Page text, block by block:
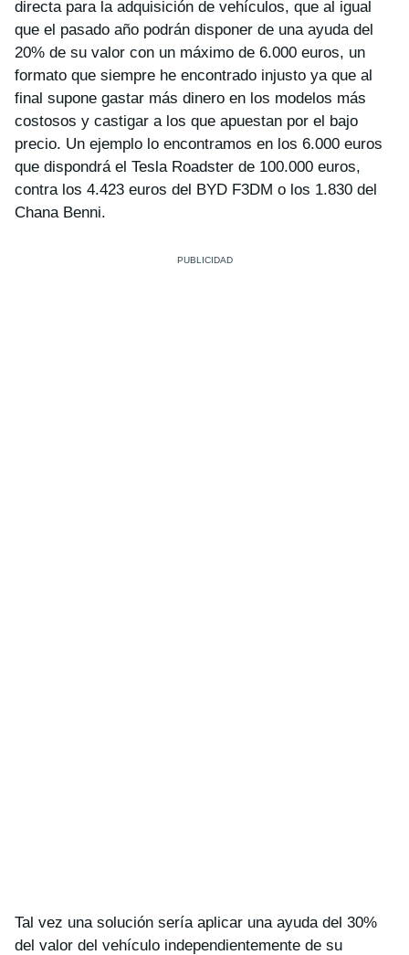
directa para la adquisición de vehículos, que al igual
que el pasado año podrán disponer de una ayuda del
20% de su valor con un máximo de 6.000 euros, un
formato que siempre he encontrado injusto ya que al
final supone gastar más dinero en los modelos más
costosos y castigar a los que apuestan por el bajo
precio. Un ejemplo lo encontramos en los 6.000 euros
que dispondrá el Tesla Roadster de 100.000 euros,
contra los 4.423 euros del BYD F3DM o los 1.830 del
Chana Benni.
Tal vez una solución sería aplicar una ayuda del 30%
del valor del vehículo independientemente de su